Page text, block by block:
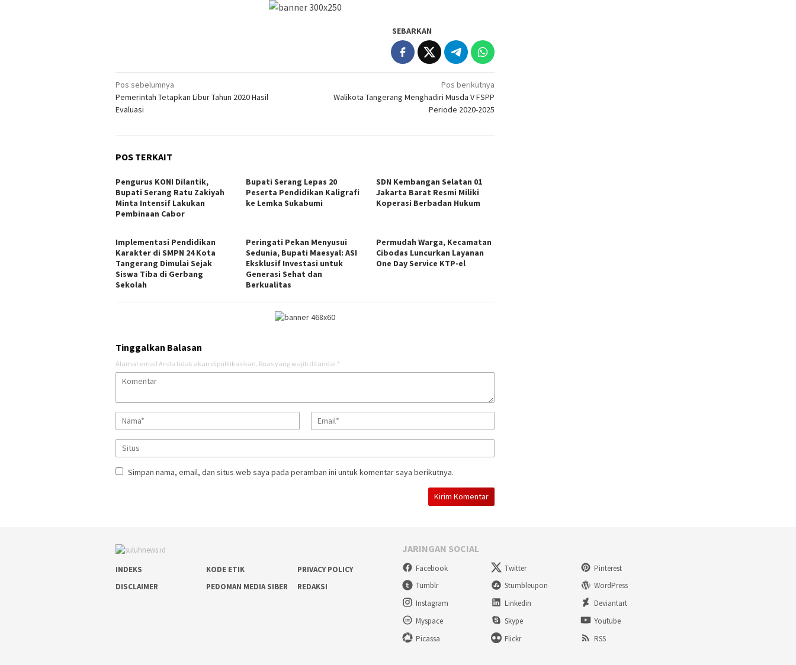
SEBARKAN
Navigasi
pos
Pos sebelumnya
Pemerintah Tetapkan Libur Tahun 2020 Hasil
Evaluasi
Pos berikutnya
Walikota Tangerang Menghadiri Musda V FSPP
Periode 2020-2025
POS TERKAIT
Pengurus KONI Dilantik,
Bupati Serang Ratu Zakiyah
Minta Intensif Lakukan
Pembinaan Cabor
Bupati Serang Lepas 20
Peserta Pendidikan Kaligrafi
ke Lemka Sukabumi
SDN Kembangan Selatan 01
Jakarta Barat Resmi Miliki
Koperasi Berbadan Hukum
Implementasi Pendidikan
Karakter di SMPN 24 Kota
Tangerang Dimulai Sejak
Siswa Tiba di Gerbang
Sekolah
Peringati Pekan Menyusui
Sedunia, Bupati Maesyal: ASI
Eksklusif Investasi untuk
Generasi Sehat dan
Berkualitas
Permudah Warga, Kecamatan
Cibodas Luncurkan Layanan
One Day Service KTP-el
Tinggalkan Balasan
Alamat email Anda tidak akan dipublikasikan. Ruas yang wajib ditandai *
Simpan nama, email, dan situs web saya pada peramban ini untuk komentar saya berikutnya.
INDEKS KODE ETIK
PRIVACY POLICY
DISCLAIMER
PEDOMAN MEDIA SIBER REDAKSI
JARINGAN SOCIAL
Facebook Twitter
Pinterest
Tumblr
Stumbleupon
WordPress
Instagram
Linkedin
Deviantart
Myspace
Skype
Youtube
Picassa
Flickr RSS